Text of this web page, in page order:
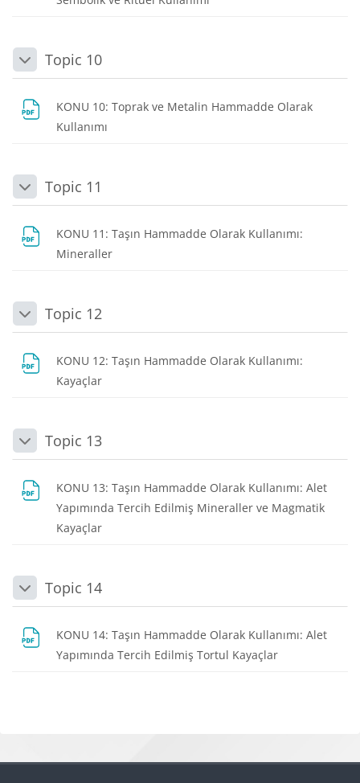
DaraltTopic 10
KONU 10: Toprak ve Metalin Hammadde Olarak
Kullanımı
DaraltTopic 11
KONU 11: Taşın Hammadde Olarak Kullanımı:
Mineraller
DaraltTopic 12
KONU 12: Taşın Hammadde Olarak Kullanımı:
Kayaçlar
DaraltTopic 13
KONU 13: Taşın Hammadde Olarak Kullanımı: Alet
Yapımında Tercih Edilmiş Mineraller ve Magmatik
Kayaçlar
DaraltTopic 14
KONU 14: Taşın Hammadde Olarak Kullanımı: Alet
Yapımında Tercih Edilmiş Tortul Kayaçlar